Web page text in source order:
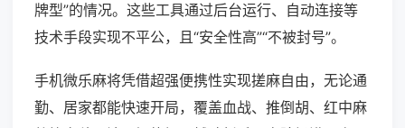
牌型”的情况。这些工具通过后台运行、自动连接等
技术手段实现不平公，且“安全性高”“不被封号”。
手机微乐麻将凭借超强便携性实现搓麻自由，无论通
勤、居家都能快速开局，覆盖血战、推倒胡、红中麻